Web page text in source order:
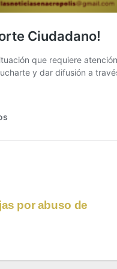
por abuso de